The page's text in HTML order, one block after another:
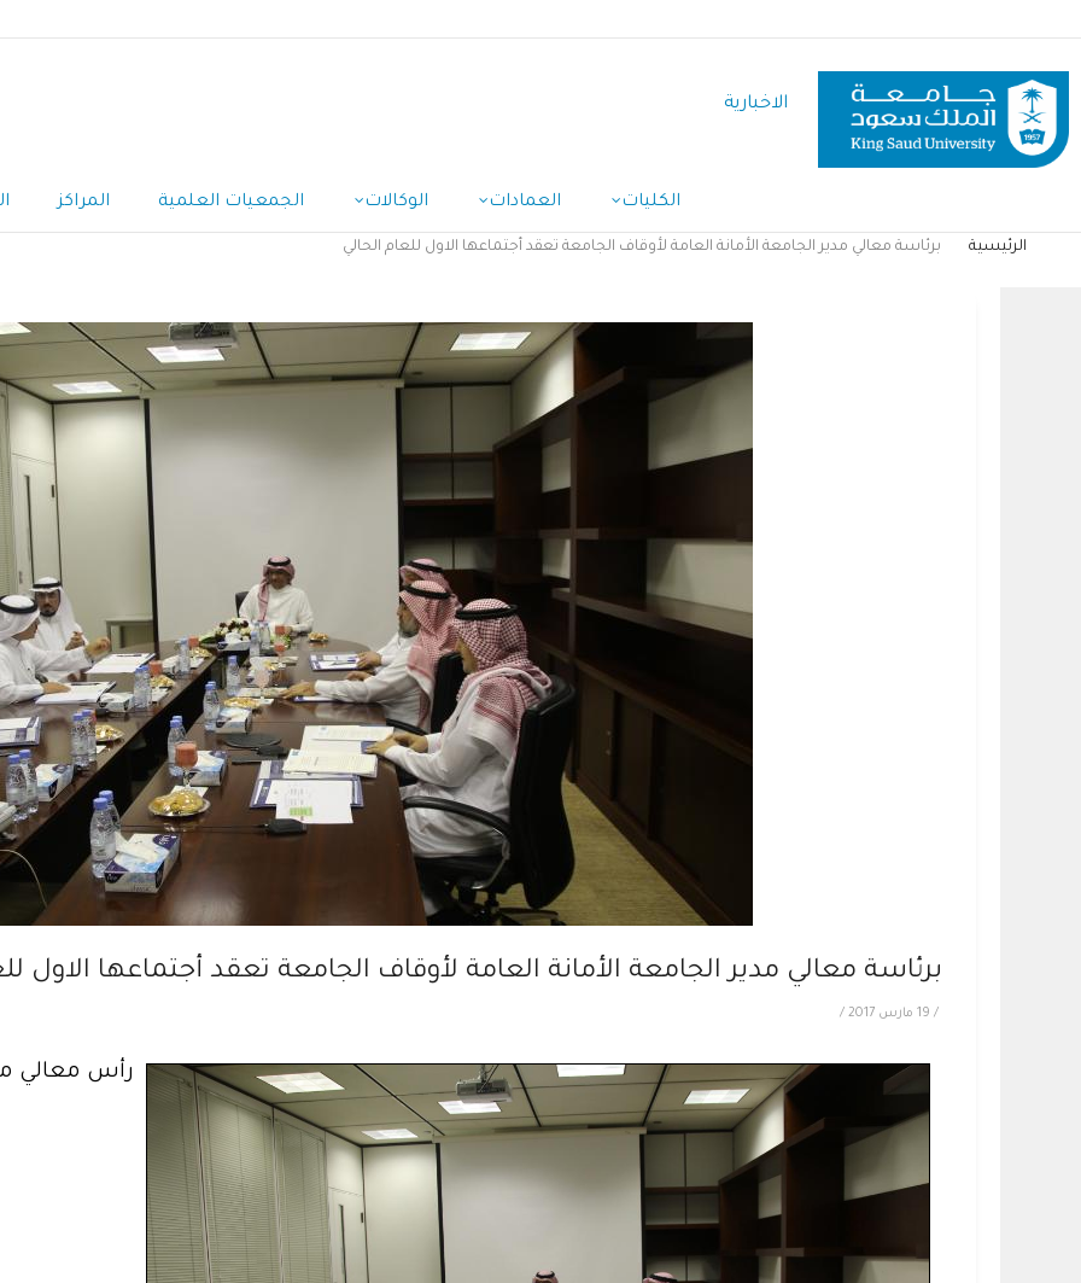
المحتوى
الرئيسي
الاخبارية
Navigation
الكليات العمادات الوكالات الجمعيات العلمية المراكز
الرئيسية برئاسة معالي مدير الجامعة الأمانة العامة لأوقاف الجامعة تعقد أجتماعها الاول للعام الحالي
برئاسة معالي مدير الجامعة الأمانة العامة لأوقاف الجامعة تعقد أجتماعها الاول
/ 19 مارس 2017 /
رأس معالي